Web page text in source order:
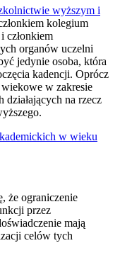
wyższym i
kolegium
członkiem
organów uczelni
jedynie osoba, która
kadencji. Oprócz
w zakresie
na rzecz
w wieku
że ograniczenie
przez
mają
celów tych